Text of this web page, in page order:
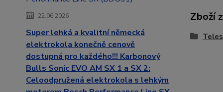
22.06.2026
Super lehká a kvalitní německá
elektrokola konečně cenově
dostupná pro každého!!! Karbonový
Bulls Sonic EVO AM SX 1 a SX 2:
Celoodpružená elektrokola s lehkým
Zboží